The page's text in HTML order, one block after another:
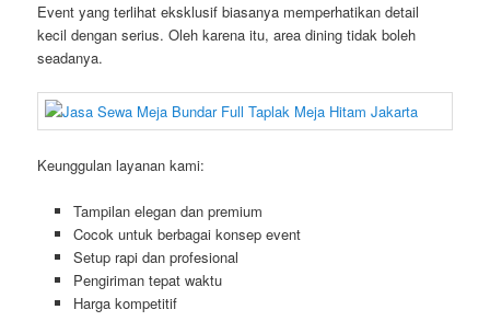
Event yang terlihat eksklusif biasanya memperhatikan detail
kecil dengan serius. Oleh karena itu, area dining tidak boleh
seadanya.
Keunggulan layanan kami:
Tampilan elegan dan premium
Cocok untuk berbagai konsep event
Setup rapi dan profesional
Pengiriman tepat waktu
Harga kompetitif